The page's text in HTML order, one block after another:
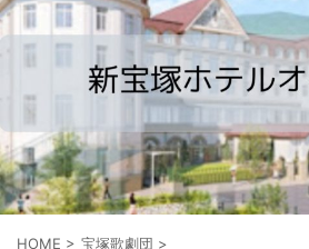
HOME > 宝塚歌劇団 >